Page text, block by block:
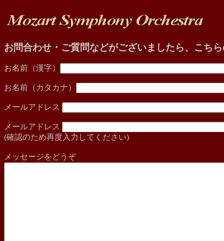
お問合わせ・ご質問などがございましたら、こち
お名前（漢字）
お名前（カタカナ）
メールアドレス
メールアドレス
(確認のため再度入力してください)
メッセージをどうぞ